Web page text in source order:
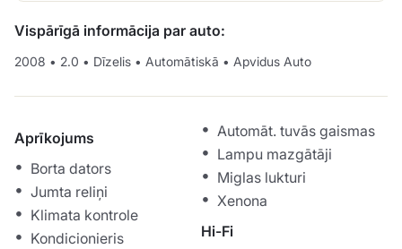
Vispārīgā informācija par auto:
2008 • 2.0 • Dīzelis • Automātiskā • Apvidus Auto
Aprīkojums
Borta dators
Jumta reliņi
Klimata kontrole
Kondicionieris
Automāt. tuvās gaismas
Lampu mazgātāji
Miglas lukturi
Xenona
Hi-Fi